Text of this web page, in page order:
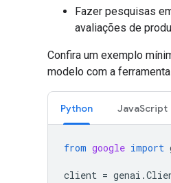
Fazer pesquisas
avaliações de
Confira um exemplo
modelo com a ferramenta
Python JavaScript
from google import
client = genai .